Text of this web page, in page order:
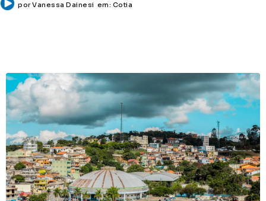
porVanessa Dainesi em: Cotia